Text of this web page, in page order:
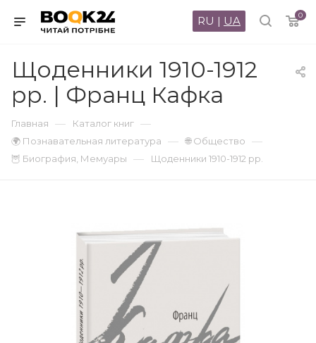
0
RU | UA
Щоденники 1910-1912
рр. | Франц Кафка
Главная — Каталог книг —
🌍 Познавательная литература — 🌐 Общество —
🦉 Биография, Мемуары — Щоденники 1910-1912 рр.